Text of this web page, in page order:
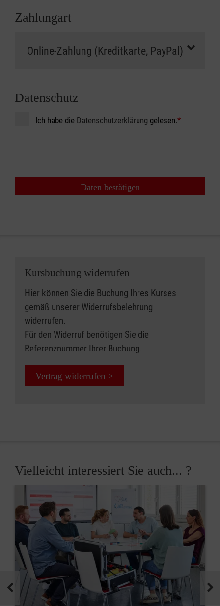
Zahlungart
Datenschutz
Ich habe die Datenschutzerklärung gelesen.*
Daten bestätigen
Kursbuchung widerrufen
Hier können Sie die Buchung Ihres Kurses
gemäß unserer Widerrufsbelehrung
widerrufen.
Für den Widerruf benötigen Sie die
Referenznummer Ihrer Buchung.
Vertrag widerrufen >
Vielleicht interessiert Sie auch... ?